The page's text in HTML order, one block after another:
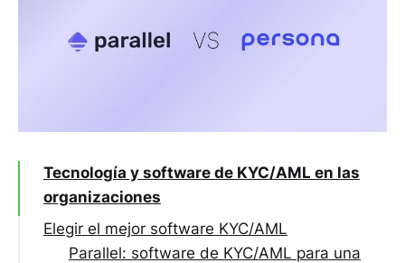
Tecnología y software de KYC/AML en las
organizaciones
Elegir el mejor software KYC/AML
Parallel: software de KYC/AML para una